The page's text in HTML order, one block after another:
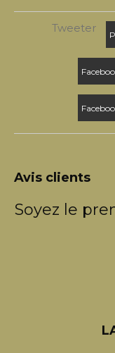
Tweeter
Avis clients
Soyez le